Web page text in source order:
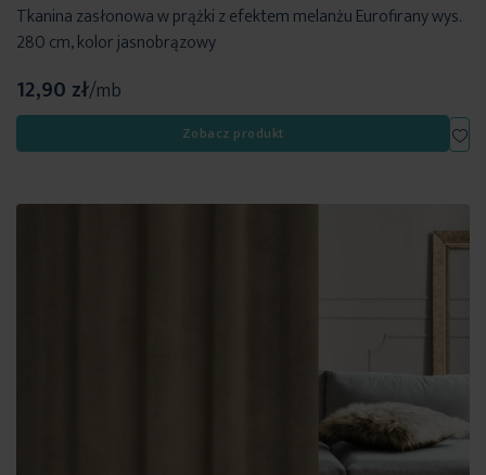
Tkanina zasłonowa w prążki z efektem melanżu Eurofirany wys.
280 cm, kolor jasnobrązowy
12,90 zł/mb
Zobacz produkt